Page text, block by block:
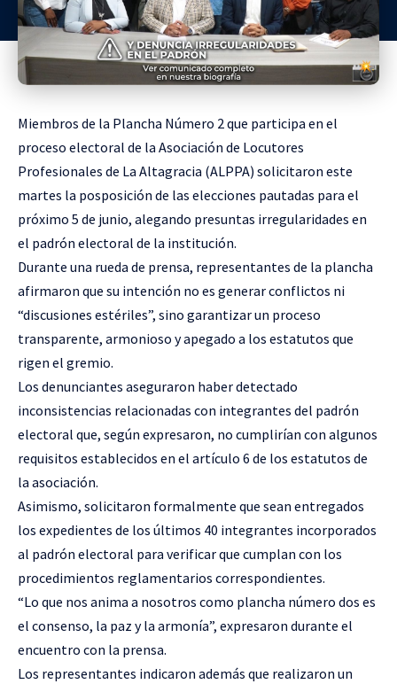
Miembros de la Plancha Número 2 que participa en el
proceso electoral de la Asociación de Locutores
Profesionales de La Altagracia (ALPPA) solicitaron este
martes la posposición de las elecciones pautadas para el
próximo 5 de junio, alegando presuntas irregularidades en
el padrón electoral de la institución.
Durante una rueda de prensa, representantes de la plancha
afirmaron que su intención no es generar conflictos ni
“discusiones estériles”, sino garantizar un proceso
transparente, armonioso y apegado a los estatutos que
rigen el gremio.
Los denunciantes aseguraron haber detectado
inconsistencias relacionadas con integrantes del padrón
electoral que, según expresaron, no cumplirían con algunos
requisitos establecidos en el artículo 6 de los estatutos de
la asociación.
Asimismo, solicitaron formalmente que sean entregados
los expedientes de los últimos 40 integrantes incorporados
al padrón electoral para verificar que cumplan con los
procedimientos reglamentarios correspondientes.
“Lo que nos anima a nosotros como plancha número dos es
el consenso, la paz y la armonía”, expresaron durante el
encuentro con la prensa.
Los representantes indicaron además que realizaron un